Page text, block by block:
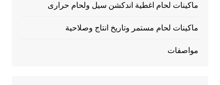
ماكينات لحام اغطية اندكشن سيل ولحام حرارى
ماكينات لحام مستمر وتاريخ انتاج وصلاحية
مواصفات